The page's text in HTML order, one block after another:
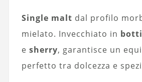
Single malt dal profilo
mielato. Invecchiato in
e sherry, garantisce un
perfetto tra dolcezza e